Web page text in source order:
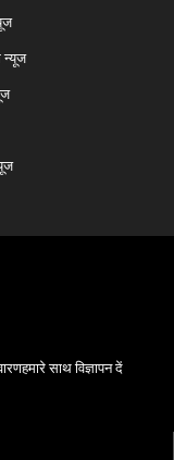
न्यूज
हमारे साथ विज्ञापन दें